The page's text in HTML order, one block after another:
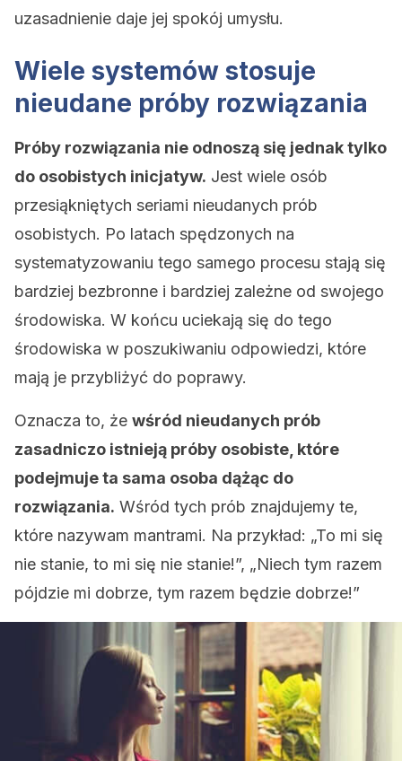
uzasadnienie daje jej spokój umysłu.
Wiele systemów stosuje
nieudane próby rozwiązania
Próby rozwiązania nie odnoszą się jednak tylko
do osobistych inicjatyw. Jest wiele osób
przesiąkniętych seriami nieudanych prób
osobistych. Po latach spędzonych na
systematyzowaniu tego samego procesu stają się
bardziej bezbronne i bardziej zależne od swojego
środowiska. W końcu uciekają się do tego
środowiska w poszukiwaniu odpowiedzi, które
mają je przybliżyć do poprawy.
Oznacza to, że wśród nieudanych prób
zasadniczo istnieją próby osobiste, które
podejmuje ta sama osoba dążąc do
rozwiązania. Wśród tych prób znajdujemy te,
które nazywam mantrami. Na przykład: „To mi się
nie stanie, to mi się nie stanie!”, „Niech tym razem
pójdzie mi dobrze, tym razem będzie dobrze!”